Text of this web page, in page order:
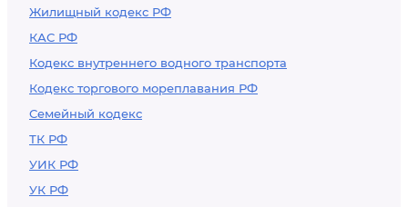
Жилищный кодекс РФ
КАС РФ
Кодекс внутреннего водного транспорта
Кодекс торгового мореплавания РФ
Семейный кодекс
ТК РФ
УИК РФ
УК РФ